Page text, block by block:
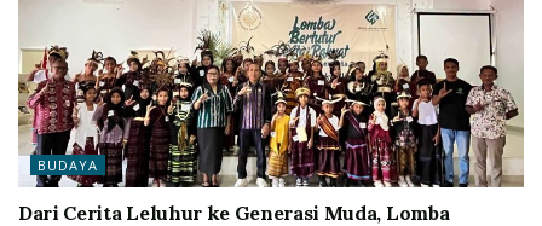
BUDAYA
Dari Cerita Leluhur ke Generasi Muda, Lomba